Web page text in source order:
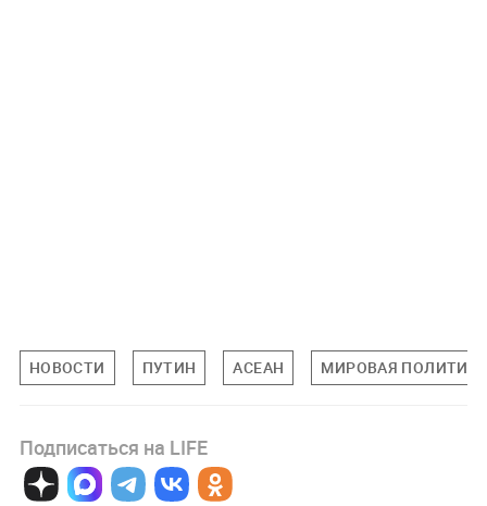
НОВОСТИ ПУТИН АСЕАН МИРОВАЯ
Подписаться на LIFE